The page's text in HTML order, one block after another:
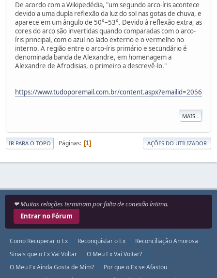
De acordo com a Wikipedédia, "um segundo arco-íris acontece
devido a uma dupla reflexão da luz do sol nas gotas de chuva, e
aparece em um ângulo de 50°–53°. Devido à reflexão extra, as
cores do arco são invertidas quando comparadas com o arco-
íris principal, com o azul no lado externo e o vermelho no
interno. A região entre o arco-íris primário e secundário é
denominada banda de Alexandre, em homenagem a
Alexandre de Afrodisias, o primeiro a descrevê-lo."
https://www.tudoporemail.com.br/content.aspx?emailid=2056
MAIS...
IR PARA O TOPO Páginas 1 AÇÕES DO UTILIZADOR
❤ Muitas relações terminam por falta de conexão íntima.
Entrar no Fórum
Como Recuperar o Ex Reconquistar o Ex
Reconciliação Amorosa
Sinais que o Ex Vai Voltar
O Meu Ex Vai Voltar?
O Meu Ex Ainda Gosta de Mim?
Por que o Ex se Afastou